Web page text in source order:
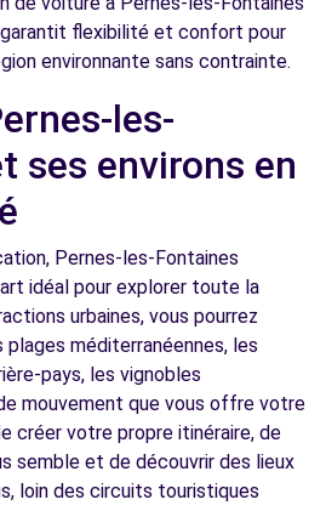
SORGUES
(C)
VINCI
flexibilité et confort pour
environnante sans contrainte.
les-
ses environs en
Pernes-les-Fontaines
idéal pour explorer toute la
urbaines, vous pourrez
méditerranéennes, les
pays, les vignobles
mouvement que vous offre votre
créer votre propre itinéraire, de
semble et de découvrir des lieux
loin des circuits touristiques